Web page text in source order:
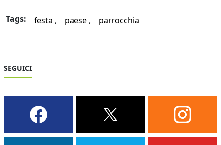
Tags: festa paese parrocchia
SEGUICI